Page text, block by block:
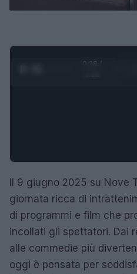
0:28 /
Il 9 giugno 2025 su Nove
giornata ricca di
di programmi e film che
incollati gli spettatori. Dai
alle commedie più
oggi è pensata per